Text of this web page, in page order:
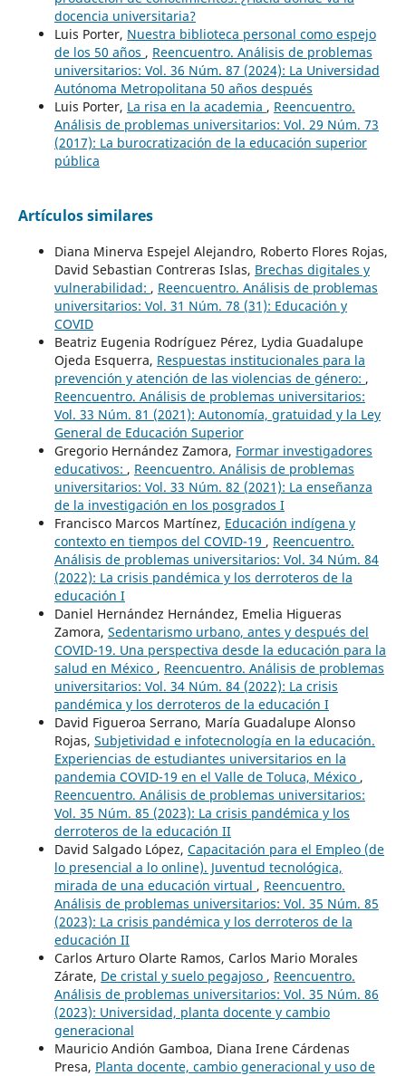
docencia universitaria?
Luis Porter, Nuestra biblioteca personal como espejo
de los 50 años , Reencuentro. Análisis de problemas
universitarios: Vol. 36 Núm. 87 (2024): La Universidad
Autónoma Metropolitana 50 años después
Luis Porter, La risa en la academia , Reencuentro.
Análisis de problemas universitarios: Vol. 29 Núm. 73
(2017): La burocratización de la educación superior
pública
Artículos similares
Diana Minerva Espejel Alejandro, Roberto Flores Rojas,
David Sebastian Contreras Islas, Brechas digitales y
vulnerabilidad: , Reencuentro. Análisis de problemas
universitarios: Vol. 31 Núm. 78 (31): Educación y
COVID
Beatriz Eugenia Rodríguez Pérez, Lydia Guadalupe
Ojeda Esquerra, Respuestas institucionales para la
prevención y atención de las violencias de género: ,
Reencuentro. Análisis de problemas universitarios:
Vol. 33 Núm. 81 (2021): Autonomía, gratuidad y la Ley
General de Educación Superior
Gregorio Hernández Zamora, Formar investigadores
educativos: , Reencuentro. Análisis de problemas
universitarios: Vol. 33 Núm. 82 (2021): La enseñanza
de la investigación en los posgrados I
Francisco Marcos Martínez, Educación indígena y
contexto en tiempos del COVID-19 , Reencuentro.
Análisis de problemas universitarios: Vol. 34 Núm. 84
(2022): La crisis pandémica y los derroteros de la
educación I
Daniel Hernández Hernández, Emelia Higueras
Zamora, Sedentarismo urbano, antes y después del
COVID-19. Una perspectiva desde la educación para la
salud en México , Reencuentro. Análisis de problemas
universitarios: Vol. 34 Núm. 84 (2022): La crisis
pandémica y los derroteros de la educación I
David Figueroa Serrano, María Guadalupe Alonso
Rojas, Subjetividad e infotecnología en la educación.
Experiencias de estudiantes universitarios en la
pandemia COVID-19 en el Valle de Toluca, México ,
Reencuentro. Análisis de problemas universitarios:
Vol. 35 Núm. 85 (2023): La crisis pandémica y los
derroteros de la educación II
David Salgado López, Capacitación para el Empleo (de
lo presencial a lo online). Juventud tecnológica,
mirada de una educación virtual , Reencuentro.
Análisis de problemas universitarios: Vol. 35 Núm. 85
(2023): La crisis pandémica y los derroteros de la
educación II
Carlos Arturo Olarte Ramos, Carlos Mario Morales
Zárate, De cristal y suelo pegajoso , Reencuentro.
Análisis de problemas universitarios: Vol. 35 Núm. 86
(2023): Universidad, planta docente y cambio
generacional
Mauricio Andión Gamboa, Diana Irene Cárdenas
Presa, Planta docente, cambio generacional y uso de